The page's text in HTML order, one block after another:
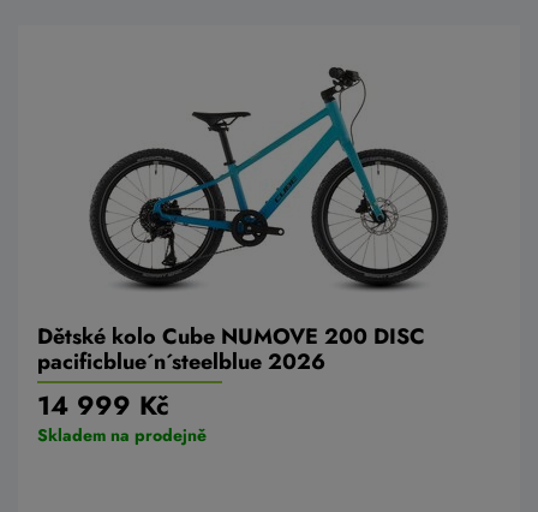
Dětské kolo Cube NUMOVE 200 DISC
pacificblue´n´steelblue 2026
14 999 Kč
Skladem na prodejně